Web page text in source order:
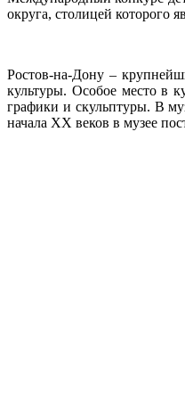
округа, столицей которого
Ростов-на-Дону –
культуры. Особое место в
графики и скульптуры. В
начала XX веков в музее